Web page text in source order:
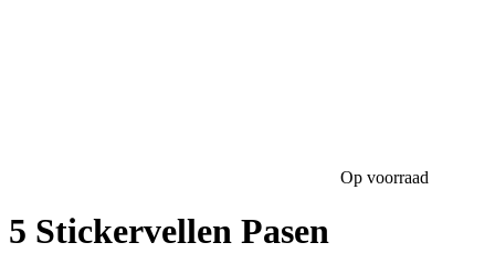
Op voorraad
5 Stickervellen Pasen